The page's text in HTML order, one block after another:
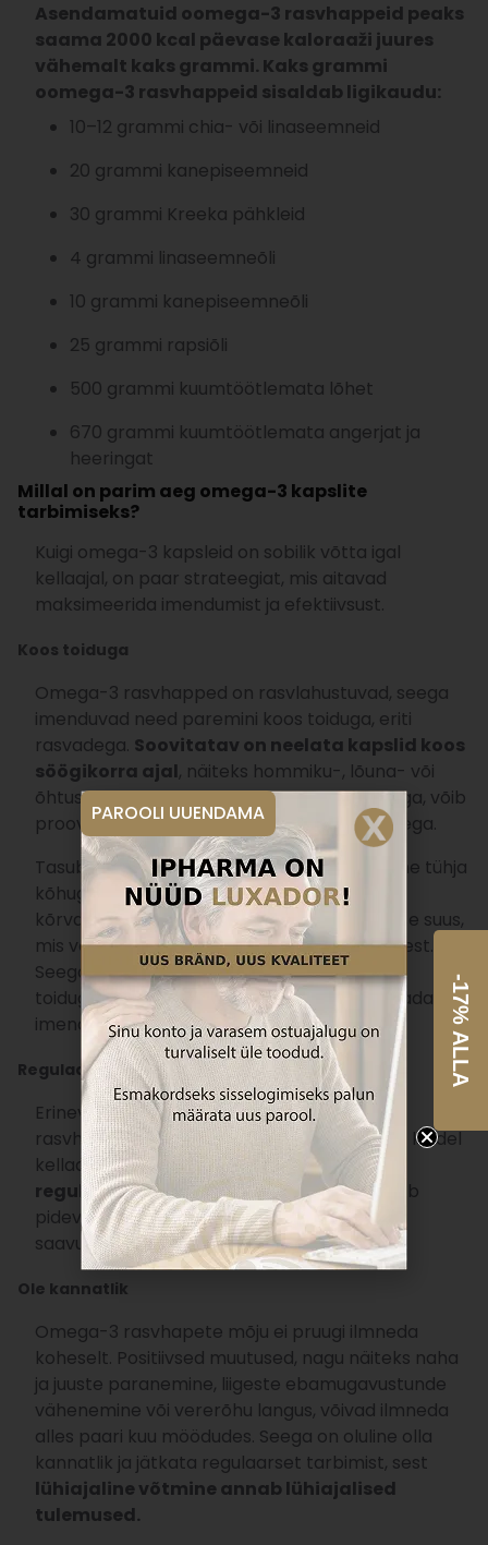
Asendamatuid oomega-3 rasvhappeid peaks
saama 2000 kcal päevase kaloraaži juures
vähemalt kaks grammi. Kaks grammi
oomega-3 rasvhappeid sisaldab ligikaudu:
10–12 grammi chia- või linaseemneid
20 grammi kanepiseemneid
30 grammi Kreeka pähkleid
4 grammi linaseemneõli
10 grammi kanepiseemneõli
25 grammi rapsiõli
500 grammi kuumtöötlemata lõhet
670 grammi kuumtöötlemata angerjat ja
heeringat
Millal on parim aeg omega-3 kapslite
tarbimiseks?
Kuigi omega-3 kapsleid on sobilik võtta igal
kellaajal, on paar strateegiat, mis aitavad
maksimeerida imendumist ja efektiivsust.
Koos toiduga
Omega-3 rasvhapped on rasvlahustuvad, seega
imenduvad need paremini koos toiduga, eriti
rasvadega. Soovitatav on neelata kapslid koos
söögikorra ajal, näiteks hommiku-, lõuna- või
õhtusöögi ajal. Kui on probleeme seedimisega, võib
proovida võtta kapsleid koos kerge suupistega.
Tasub teada, et omega-3 kapslite neelamine tühja
kõhuga võib tuua kaasa ebameeldivaid
kõrvaltoimeid, nagu röhatused ja halb maitse suus,
mis võivad heidutada regulaarsest tarbimisest.
Seega on soovitatav neelata kapsleid koos
toiduga, et vältida ebameeldivusi ja parandada
imendumist.
Regulaarsus on võtmetähtsusega
Erinevalt toiduga tarbitavatest omega-3
rasvhapetest, ei ole kapslite puhul nii oluline kindel
kellaaeg.Tähtsam on järjepidevus ja
regulaarne tarbimine iga päev.See tagab
pideva rasvhapete taseme veres ja aitab
saavutada soovitud efekti.
Ole kannatlik
Omega-3 rasvhapete mõju ei pruugi ilmneda
koheselt. Positiivsed muutused, nagu näiteks naha
ja juuste paranemine, liigeste ebamugavustunde
vähenemine või vererõhu langus, võivad ilmneda
alles paari kuu möödudes. Seega on oluline olla
kannatlik ja jätkata regulaarset tarbimist, sest
lühiajaline võtmine annab lühiajalised
tulemused.
-17% ALLA
PAROOLI UUENDAMA